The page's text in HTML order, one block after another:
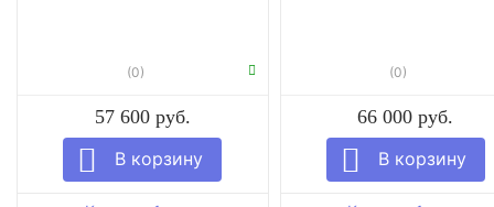
(0)
57 600 руб.
(0)
66 000 руб.